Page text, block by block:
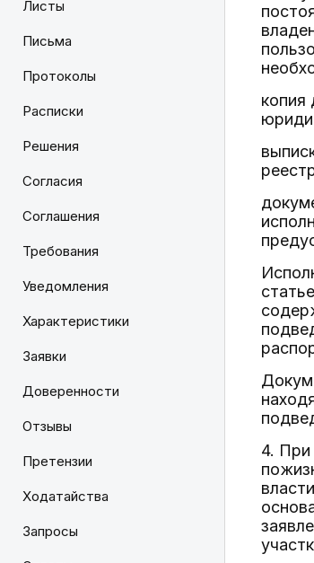
Листы
Письма
Протоколы
Расписки
Решения
Согласия
Соглашения
Требования
Уведомления
Характеристики
Заявки
Доверенности
Отзывы
Претензии
Ходатайства
Запросы
копия
4. При